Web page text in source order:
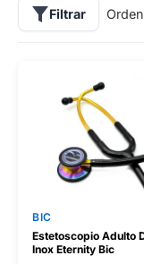
Filtrar
BIC
Estetoscopio Adulto
Inox Eternity Bic